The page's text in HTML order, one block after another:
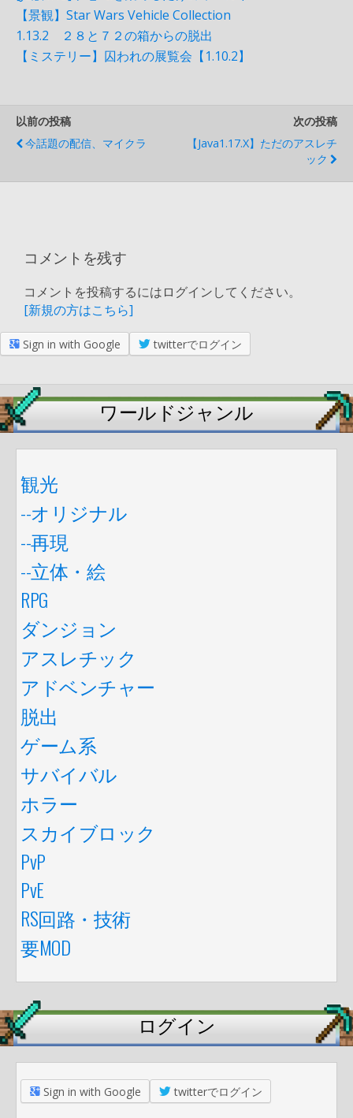
【景観】Star Wars Vehicle Collection
1.13.2 ２８と７２の箱からの脱出
【ミステリー】囚われの展覧会【1.10.2】
以前の投稿
今話題の配信、マイクラ
次の投稿
【java1.17.x】ただのアスレチ
ック
コメントを残す
コメントを投稿するにはログインしてください。
[新規の方はこちら]
Sign in with Google twitterでログイン
ワールドジャンル
観光
--オリジナル
--再現
--立体・絵
RPG
ダンジョン
アスレチック
アドベンチャー
脱出
ゲーム系
サバイバル
ホラー
スカイブロック
PvP
PvE
RS回路・技術
要MOD
ログイン
Sign in with Google twitterでログイン